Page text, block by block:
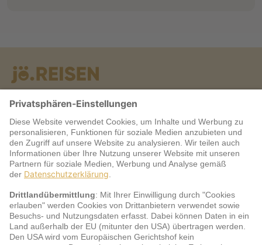
Warum jö?
Service
jö Bonus Club Partner